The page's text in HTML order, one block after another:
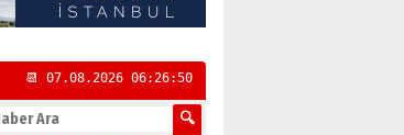
📆 07.08.2026 06:26:51